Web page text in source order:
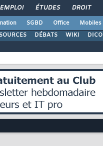
EMPLOI ÉTUDES DROIT
SGBD Office Mobiles
SOURCES DÉBATS WIKI DICO